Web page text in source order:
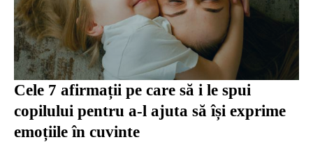
Cele 7 afirmații pe care să i le spui
copilului pentru a-l ajuta să își exprime
emoțiile în cuvinte